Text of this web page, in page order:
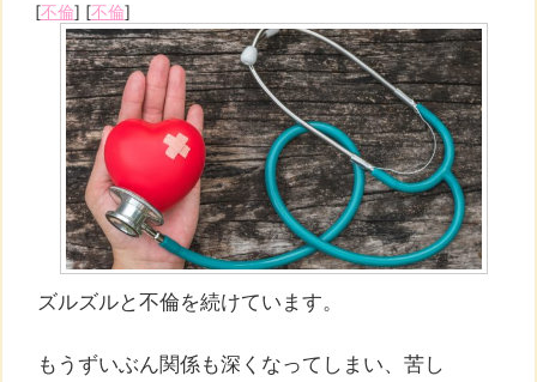
[不倫] [不倫]
ズルズルと不倫を続けています。
もうずいぶん関係も深くなってしまい、苦し